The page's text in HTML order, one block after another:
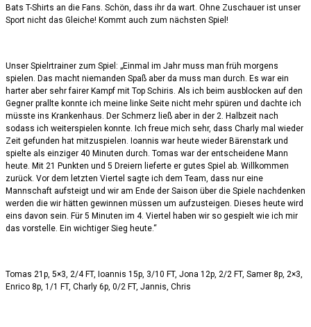
Bats T-Shirts an die Fans. Schön, dass ihr da wart. Ohne Zuschauer ist unser
Sport nicht das Gleiche! Kommt auch zum nächsten Spiel!
Unser Spielrtrainer zum Spiel: „Einmal im Jahr muss man früh morgens
spielen. Das macht niemanden Spaß aber da muss man durch. Es war ein
harter aber sehr fairer Kampf mit Top Schiris. Als ich beim ausblocken auf den
Gegner prallte konnte ich meine linke Seite nicht mehr spüren und dachte ich
müsste ins Krankenhaus. Der Schmerz ließ aber in der 2. Halbzeit nach
sodass ich weiterspielen konnte. Ich freue mich sehr, dass Charly mal wieder
Zeit gefunden hat mitzuspielen. Ioannis war heute wieder Bärenstark und
spielte als einziger 40 Minuten durch. Tomas war der entscheidene Mann
heute. Mit 21 Punkten und 5 Dreiern lieferte er gutes Spiel ab. Willkommen
zurück. Vor dem letzten Viertel sagte ich dem Team, dass nur eine
Mannschaft aufsteigt und wir am Ende der Saison über die Spiele nachdenken
werden die wir hätten gewinnen müssen um aufzusteigen. Dieses heute wird
eins davon sein. Für 5 Minuten im 4. Viertel haben wir so gespielt wie ich mir
das vorstelle. Ein wichtiger Sieg heute.“
Tomas 21p, 5×3, 2/4 FT, Ioannis 15p, 3/10 FT, Jona 12p, 2/2 FT, Samer 8p, 2×3,
Enrico 8p, 1/1 FT, Charly 6p, 0/2 FT, Jannis, Chris